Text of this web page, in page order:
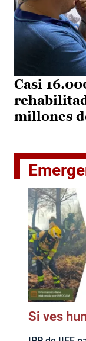
Casi
millones
Si ves